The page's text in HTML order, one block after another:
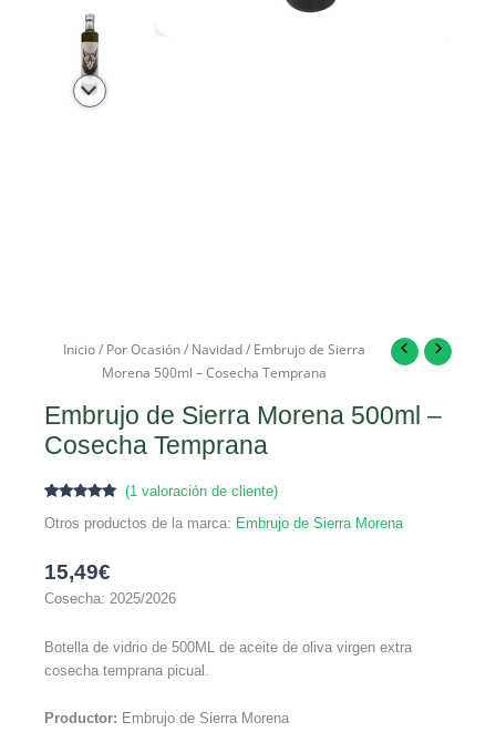
Inicio/ Por Ocasión/ Navidad/ Embrujo de Sierra
Morena 500ml – Cosecha Temprana
Embrujo de Sierra Morena 500ml –
Cosecha Temprana
con5.00de
de un
cliente
(1 valoración de cliente)
Otros productos de la marca: Embrujo de Sierra Morena
15,49€
Cosecha: 2025/2026
Botella de vidrio de 500ML de aceite de oliva virgen extra
cosecha temprana picual.
Productor: Embrujo de Sierra Morena